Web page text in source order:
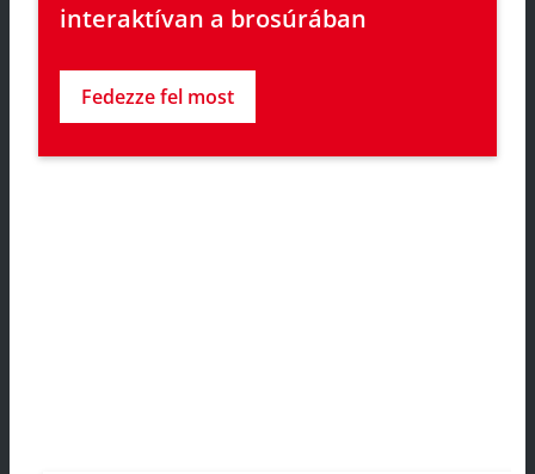
interaktívan a brosúrában
Fedezze fel most